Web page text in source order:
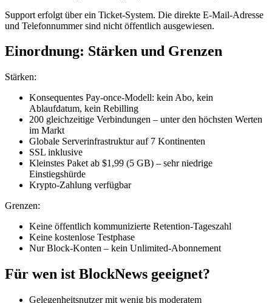
Support erfolgt über ein Ticket-System. Die direkte E-Mail-Adresse
und Telefonnummer sind nicht öffentlich ausgewiesen.
Einordnung: Stärken und Grenzen
Stärken:
Konsequentes Pay-once-Modell: kein Abo, kein
Ablaufdatum, kein Rebilling
200 gleichzeitige Verbindungen – unter den höchsten Werten
im Markt
Globale Serverinfrastruktur auf 7 Kontinenten
SSL inklusive
Kleinstes Paket ab $1,99 (5 GB) – sehr niedrige
Einstiegshürde
Krypto-Zahlung verfügbar
Grenzen:
Keine öffentlich kommunizierte Retention-Tageszahl
Keine kostenlose Testphase
Nur Block-Konten – kein Unlimited-Abonnement
Für wen ist BlockNews geeignet?
Gelegenheitsnutzer mit wenig bis moderatem